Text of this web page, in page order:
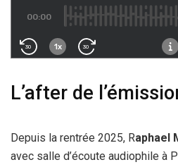
L’after de
Depuis la rentrée 2025, Raphael
avec salle d’écoute audiophile à